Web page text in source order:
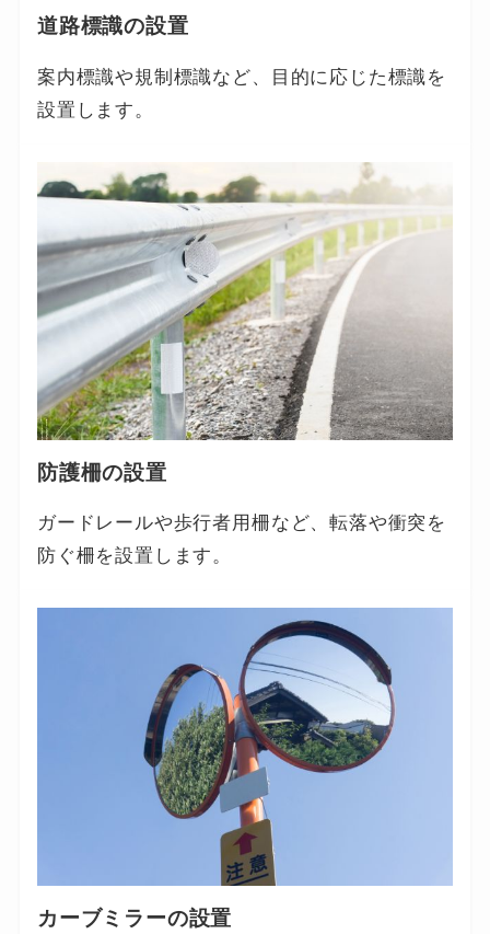
道路標識の設置
案内標識や規制標識など、目的に応じた標識を
設置します。
防護柵の設置
ガードレールや歩行者用柵など、転落や衝突を
防ぐ柵を設置します。
カーブミラーの設置